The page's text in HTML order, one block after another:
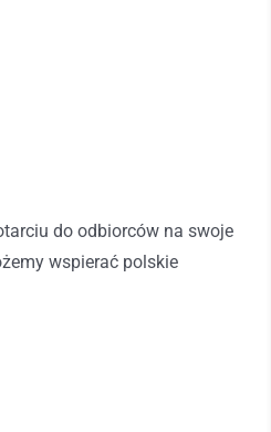
do odbiorców na swoje
wspierać polskie